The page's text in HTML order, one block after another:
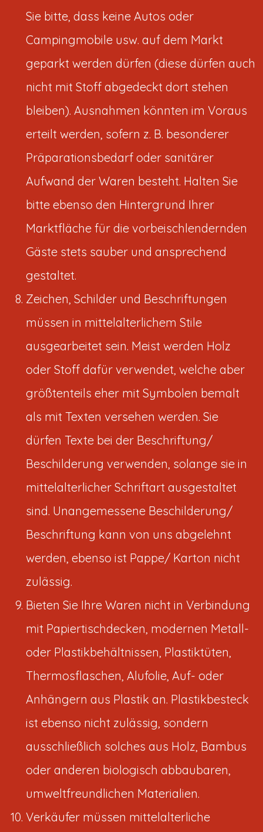
Sie bitte, dass keine Autos oder
Campingmobile usw. auf dem Markt
geparkt werden dürfen (diese dürfen auch
nicht mit Stoff abgedeckt dort stehen
bleiben). Ausnahmen könnten im Voraus
erteilt werden, sofern z. B. besonderer
Präparationsbedarf oder sanitärer
Aufwand der Waren besteht. Halten Sie
bitte ebenso den Hintergrund Ihrer
Marktfläche für die vorbeischlendernden
Gäste stets sauber und ansprechend
gestaltet.
Zeichen, Schilder und Beschriftungen
müssen in mittelalterlichem Stile
ausgearbeitet sein. Meist werden Holz
oder Stoff dafür verwendet, welche aber
größtenteils eher mit Symbolen bemalt
als mit Texten versehen werden. Sie
dürfen Texte bei der Beschriftung/
Beschilderung verwenden, solange sie in
mittelalterlicher Schriftart ausgestaltet
sind. Unangemessene Beschilderung/
Beschriftung kann von uns abgelehnt
werden, ebenso ist Pappe/ Karton nicht
zulässig.
Bieten Sie Ihre Waren nicht in Verbindung
mit Papiertischdecken, modernen Metall-
oder Plastikbehältnissen, Plastiktüten,
Thermosflaschen, Alufolie, Auf- oder
Anhängern aus Plastik an. Plastikbesteck
ist ebenso nicht zulässig, sondern
ausschließlich solches aus Holz, Bambus
oder anderen biologisch abbaubaren,
umweltfreundlichen Materialien.
Verkäufer müssen mittelalterliche